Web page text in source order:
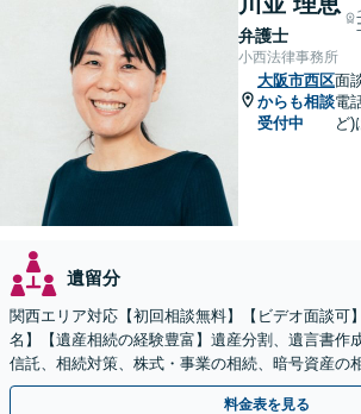
弁護士
小西法律事務所
大阪市西区
からも相談
受付中
面
電
ど)
遺留分
関西エリア対応【初回相談無料】【ビデオ面談可
名】【遺産相続の経験豊富】遺産分割、遺言書作
信託、相続対策、株式・事業の相続、暗号資産の
対応実績。【バリアフリー】【完全個室対応】
料金表を見る